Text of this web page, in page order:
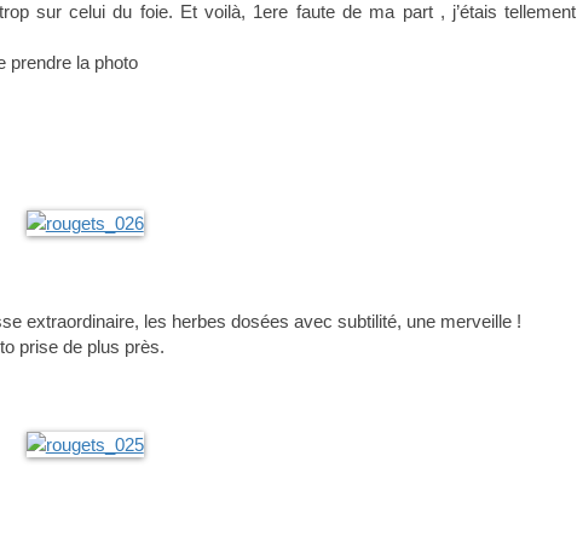
sur celui du foie. Et voilà, 1ere faute de ma part , j’étais tellement
prendre la photo
extraordinaire, les herbes dosées avec subtilité, une merveille !
prise de plus près.